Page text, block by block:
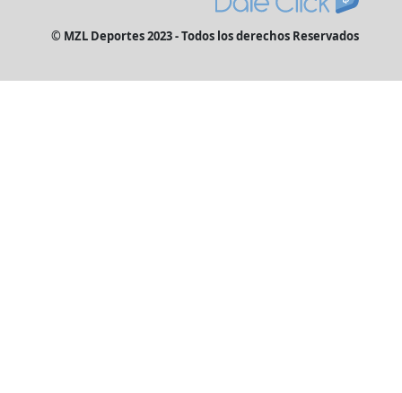
© MZL Deportes 2023 - Todos los derechos Reservados